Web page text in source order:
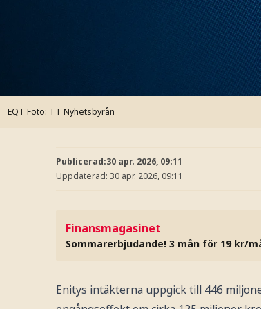
EQT Foto: TT Nyhetsbyrån
Publicerad:30 apr. 2026, 09:11
Uppdaterad: 30 apr. 2026, 09:11
Finansmagasinet
Sommarerbjudande! 3 mån för 19 kr/
Enitys intäkterna uppgick till 446